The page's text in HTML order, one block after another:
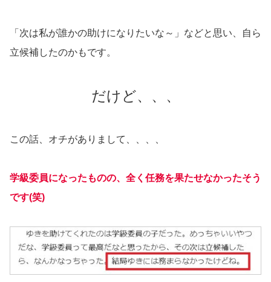
「次は私が誰かの助けになりたいな～」などと思い、自ら
立候補したのかもです。
だけど、、、
この話、オチがありまして、、、、
学級委員になったものの、全く任務を果たせなかったそう
です(笑)